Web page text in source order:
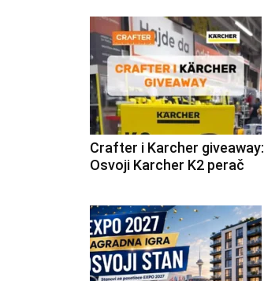
Crafter i Karcher giveaway:
Osvoji Karcher K2 perač